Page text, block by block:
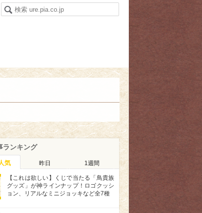
ランキング
気 昨日 1週間
【これは欲しい】くじで当たる「鳥貴族
グッズ」が神ラインナップ！ロゴクッシ
ョン、リアルなミニジョッキなど全7種